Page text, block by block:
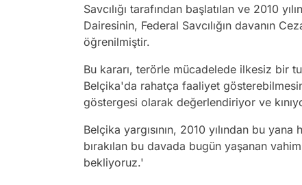
Savcılığı tarafından başlatılan ve 2010
Dairesinin, Federal Savcılığın davanın
öğrenilmiştir.
Bu kararı, terörle mücadelede ilkesiz bir
Belçika'da rahatça faaliyet
göstergesi olarak değerlendiriyor ve
Belçika yargısının, 2010 yılından bu
bırakılan bu davada bugün yaşanan
bekliyoruz.'